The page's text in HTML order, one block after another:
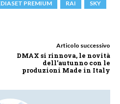
PREMIUM RAI
SKY
Articolo successivo
DMAX si rinnova, le novità
dell’autunno con le
produzioni Made in Italy